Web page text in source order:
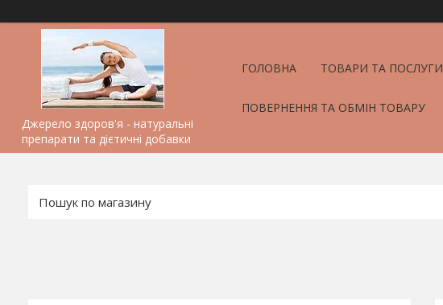
Джерело здоров'я - натуральні
препарати та дієтичні добавки
ГОЛОВНА ТОВАРИ ТА ПОСЛУГИ
ПОВЕРНЕННЯ ТА ОБМІН ТОВАРУ